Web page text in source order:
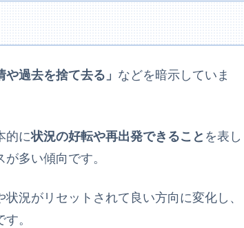
や過去を捨て去る」 などを暗示していま
的に状況の好転や再出発できること を表し
多い傾向です。
況がリセットされて良い方向に変化し、
。